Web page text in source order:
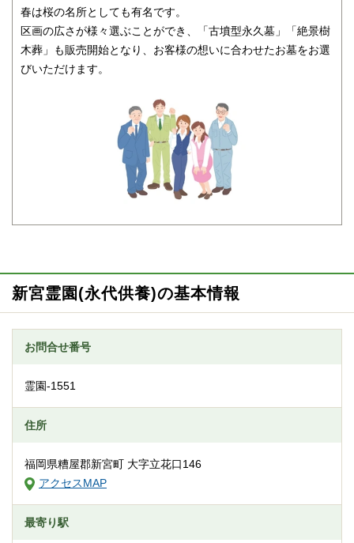
春は桜の名所としても有名です。
区画の広さが様々選ぶことができ、「古墳型永久墓」「絶景樹
木葬」も販売開始となり、お客様の想いに合わせたお墓をお選
びいただけます。
新宮霊園(永代供養)の基本情報
お問合せ番号
霊園-1551
住所
福岡県糟屋郡新宮町 大字立花口146
アクセスMAP
最寄り駅